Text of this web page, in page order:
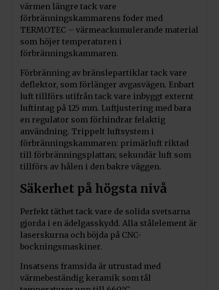
värmen längre tack vare
förbränningskammarens foder med
TERMOTEC – värmeackumulerande material
som höjer temperaturen i
förbränningskammaren.
Förbränning av bränslepartiklar tack vare
deflektor, som förlänger avgasvägen. Enbart
luft tillförs utifrån tack vare inbyggt externt
luftintag på 125 mm. Luftjustering med bara
en regulator som förhindrar felaktig
användning. Trippelt luftsystem i
förbränningskammaren: primärluft riktad
till förbränningsplattan; sekundär luft som
tillförs av hålen i den bakre väggen.
Säkerhet på högsta nivå
Perfekt täthet tack vare de solida svetsarna
gjorda i en ädelgasskydd. Alla stålelement är
laserskurna och böjda på CNC-
bockningsmaskiner.
Insatsens framsida är utrustad med
värmebeständig keramik som tål